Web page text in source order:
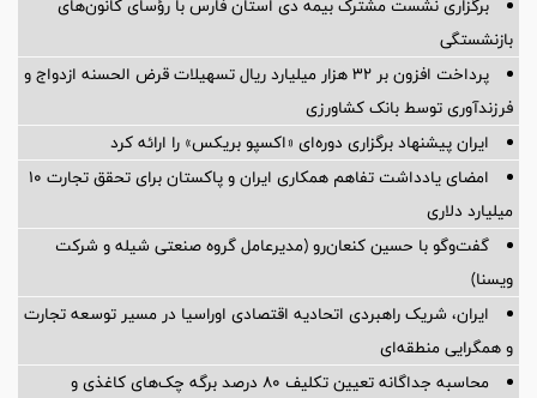
بازنشستگی
پرداخت افزون بر 32 هزار میلیارد ریال تسهیلات قرض الحسنه ازدواج و
فرزندآوری توسط بانک کشاورزی
ایران پیشنهاد برگزاری دوره‌ای «اکسپو بریکس» را ارائه کرد
امضای یادداشت تفاهم همکاری ایران و پاکستان برای تحقق تجارت ۱۰
میلیارد دلاری
گفت‌وگو با حسین كنعان‌رو (مدیرعامل گروه صنعتی شیله و شركت
ویسنا)
ایران، شریک راهبردی اتحادیه اقتصادی اوراسیا در مسیر توسعه تجارت
و همگرایی منطقه‌ای
محاسبه جداگانه تعیین تکلیف 80 درصد برگه چک‌های کاغذی و